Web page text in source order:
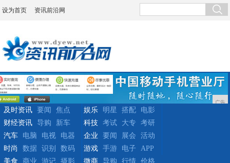
设为首页 资讯前沿网
广告
及时资讯 要闻
焦点
财经资讯
导购 新车
娱乐 明星 搭配
电影
科技
考试 大专
考研
汽车
电脑 电视
电器
时尚
数据 识别 数码
企业 要闻 展会
活动
游戏
手游 电子
APP
美食
商业 游记
摄影
微商 导购 行情
价格